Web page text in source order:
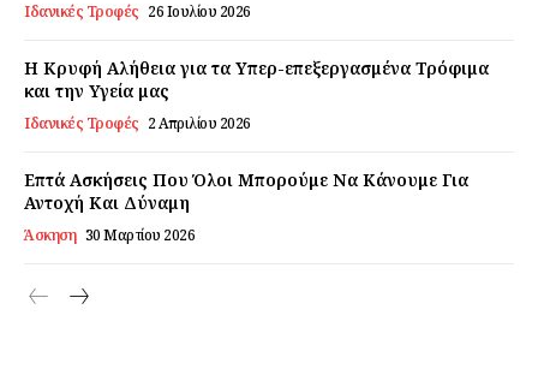
Ιδανικές Τροφές 26 Ιουλίου 2026
Η Κρυφή Αλήθεια για τα Υπερ-επεξεργασμένα Τρόφιμα
και την Υγεία μας
Ιδανικές Τροφές 2 Απριλίου 2026
Επτά Ασκήσεις Που Όλοι Μπορούμε Να Κάνουμε Για
Αντοχή Και Δύναμη
Άσκηση 30 Μαρτίου 2026